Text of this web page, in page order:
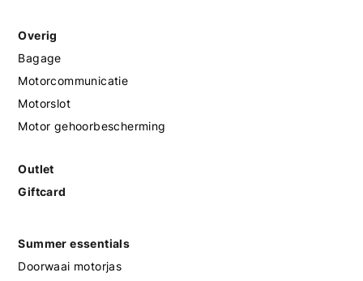
Overig
Bagage
Motorcommunicatie
Motorslot
Motor gehoorbescherming
Outlet
Giftcard
Summer essentials
Doorwaai motorjas